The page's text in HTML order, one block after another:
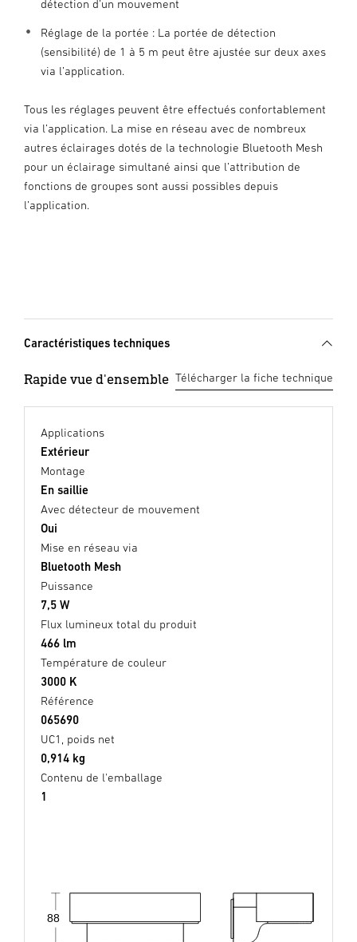
détection d’un mouvement
Réglage de la portée : La portée de détection
(sensibilité) de 1 à 5 m peut être ajustée sur deux axes
via l’application.
Tous les réglages peuvent être effectués confortablement
via l’application. La mise en réseau avec de nombreux
autres éclairages dotés de la technologie Bluetooth Mesh
pour un éclairage simultané ainsi que l’attribution de
fonctions de groupes sont aussi possibles depuis
l’application.
Caractéristiques techniques
Rapide vue d'ensemble Télécharger la fiche technique
Applications
Extérieur
Montage
En saillie
Avec détecteur de mouvement
Oui
Mise en réseau via
Bluetooth Mesh
Puissance
7,5 W
Flux lumineux total du produit
466 lm
Température de couleur
3000 K
Référence
065690
UC1, poids net
0,914 kg
Contenu de l'emballage
1
88